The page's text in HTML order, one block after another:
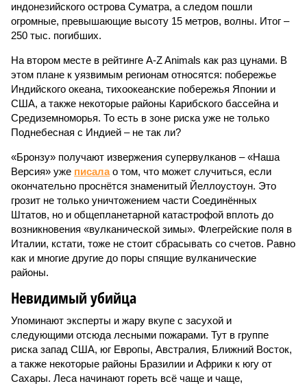
индонезийского острова Суматра, а следом пошли
огромные, превышающие высоту 15 метров, волны. Итог –
250 тыс. погибших.
На втором месте в рейтинге A-Z Animals как раз цунами. В
этом плане к уязвимым регионам относятся: побережье
Индийского океана, тихо­океанские побережья Японии и
США, а также некоторые районы Карибского бассейна и
Средиземноморья. То есть в зоне риска уже не только
Поднебесная с Индией – не так ли?
«Бронзу» получают извержения супервулканов – «Наша
Версия» уже писалао том, что может случиться, если
окончательно проснётся знаменитый Йеллоустоун. Это
грозит не только уничтожением части Соединённых
Штатов, но и общепланетарной катастрофой вплоть до
возникновения «вулканической зимы». Флегрейские поля в
Италии, кстати, тоже не стоит сбрасывать со счетов. Равно
как и многие другие до поры спящие вулканические
районы.
Невидимый убийца
Упоминают эксперты и жару вкупе с засухой и
следующими отсюда лесными пожарами. Тут в группе
риска запад США, юг Европы, Австралия, Ближний Восток,
а также некоторые районы Бразилии и Африки к югу от
Сахары. Леса начинают гореть всё чаще и чаще,